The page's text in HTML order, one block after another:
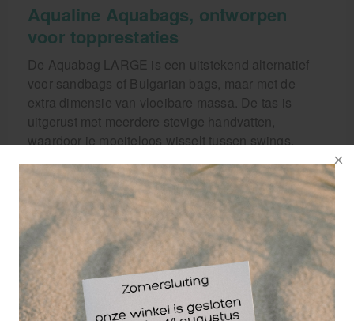
Aqualine Aquabags, ontworpen
voor topprestaties
De Aquabag LARGE is een uitstekend alternatief
voor sandbags of Bulgarian bags, maar met de
extra dimensie van vloeibare massa. De tas is
uitgerust met meerdere stevige handvatten,
waardoor je moeiteloos wisselt tussen swings,
materiaal is zacht voor de huid, zodat je ook bij
explosieve bewegingen geen last hebt van wrijving
of blauwe plekken.
Aquabags zijn er in 3 verschillende maten: S - M - L
S: Ø 20 cm / L 65 cm / 15 kg max
M: Ø 20 cm / L 85 cm / 25 kg max
L: Ø 25 cm / L 85 cm / 40 kg max